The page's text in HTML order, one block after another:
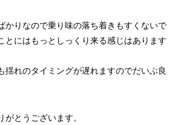
かりなので乗り味の落ち着きもすくないで
とにはもっとしっくり来る感じはあります
揺れのタイミングが遅れますのでだいぶ良
とうございます。